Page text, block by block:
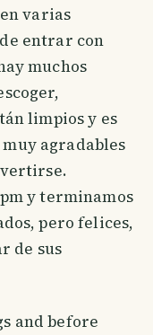
varias
entrar con
muchos
limpios y es
agradables
y terminamos
pero felices,
de sus
and before